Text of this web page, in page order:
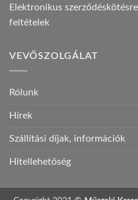
Elektronikus
feltételek
VEVŐSZOLGÁLAT
Rólunk
Hírek
Szállítási díjak, információk
Hitellehetőség